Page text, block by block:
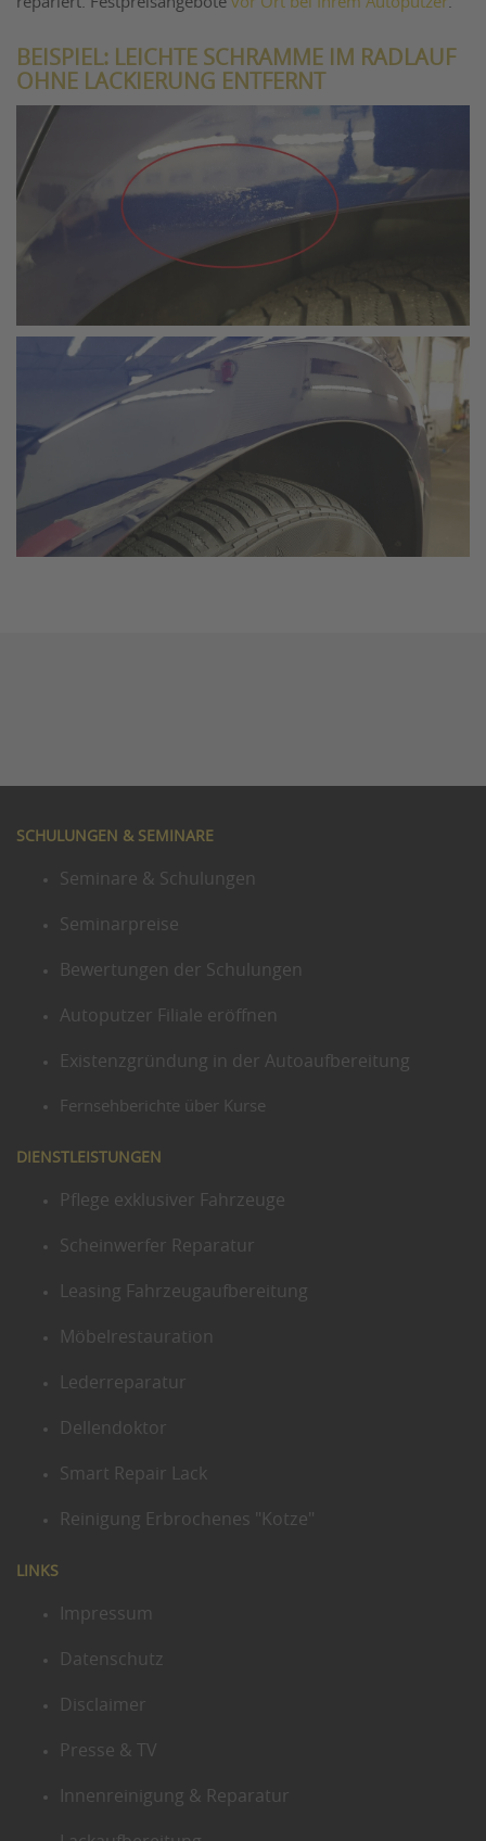
BEISPIEL: LEICHTE SCHRAMME IM RADLAUF
OHNE LACKIERUNG ENTFERNT
SCHULUNGEN & SEMINARE
Seminare & Schulungen
Seminarpreise
Bewertungen der Schulungen
Autoputzer Filiale eröffnen
Existenzgründung in der Autoaufbereitung
Fernsehberichte über Kurse
DIENSTLEISTUNGEN
Pflege exklusiver Fahrzeuge
Scheinwerfer Reparatur
Leasing Fahrzeugaufbereitung
Möbelrestauration
Lederreparatur
Dellendoktor
Smart Repair Lack
Reinigung Erbrochenes "Kotze"
LINKS
Impressum
Datenschutz
Disclaimer
Presse & TV
Innenreinigung & Reparatur